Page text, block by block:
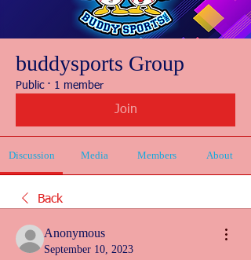
buddysports Group
Public · 1 member
Join
Discussion Media Members About
Back
Anonymous
September 10, 2023